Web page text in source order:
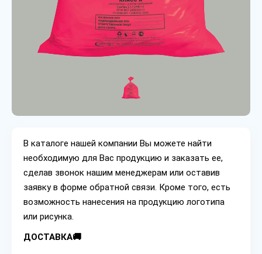
В каталоге нашей компании Вы можете найти
необходимую для Вас продукцию и заказать ее,
сделав звонок нашим менеджерам или оставив
заявку в форме обратной связи. Кроме того, есть
возможность нанесения на продукцию логотипа
или рисунка.
ДОСТАВКА🚚